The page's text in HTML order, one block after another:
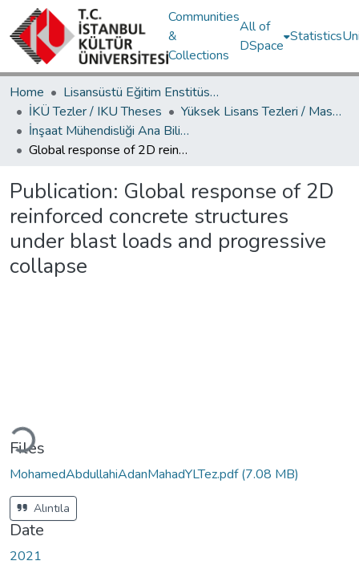
Communities
&
Collections
All of
DSpace
Statistics
Home
Lisansüstü Eğitim Enstitüsü / Postgraduate Education Institute
İKÜ Tezler / IKU Theses
Yüksek Lisans Tezleri / Master's Theses
İnşaat Mühendisliği Ana Bilim Dalı / Civil Engineering Department
Global response of 2D reinforced concrete structures under blast loads and progressive collapse
Publication: Global response of 2D
reinforced concrete structures
under blast loads and progressive
collapse
Loading...
Files
MohamedAbdullahiAdanMahadYLTez.pdf(7.08 MB)
Alıntıla
Date
2021